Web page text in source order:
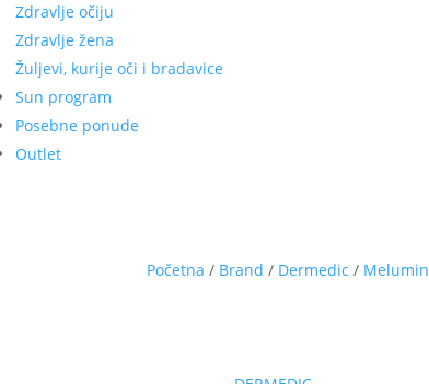
Zdravlje očiju
Zdravlje žena
Žuljevi, kurije oči i bradavice
Sun program
Posebne ponude
Outlet
Početna / Brand / Dermedic / Melumin